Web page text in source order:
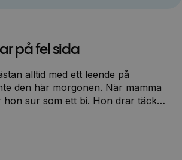
på fel sida
alltid med ett leende på
den här morgonen. När mamma
hon sur som ett bi. Hon drar täcket
egentligen och vad skulle kunna